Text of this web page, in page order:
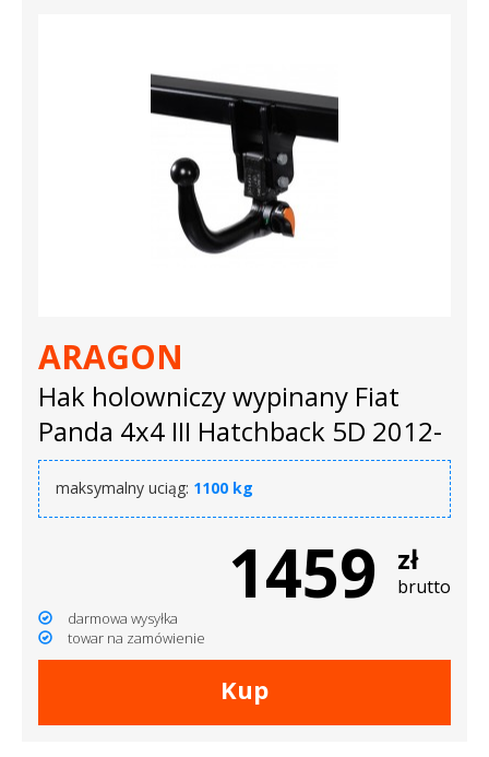
ARAGON
Hak holowniczy wypinany Fiat
Panda 4x4 III Hatchback 5D 2012-
maksymalny uciąg: 1100 kg
1459 zł
brutto
darmowa wysyłka
towar na zamówienie
Kup